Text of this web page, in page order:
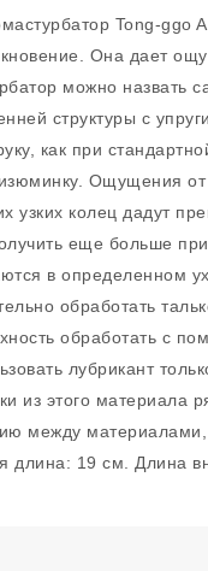
Tong-ggo
Она дает
можно назвать
структуры с
как при
Ощущения от
узких колец дадут
еще больше
в определенном
обработать
обработать с
лубрикант
из этого материала
между материалами,
длина: 19 см. Длина